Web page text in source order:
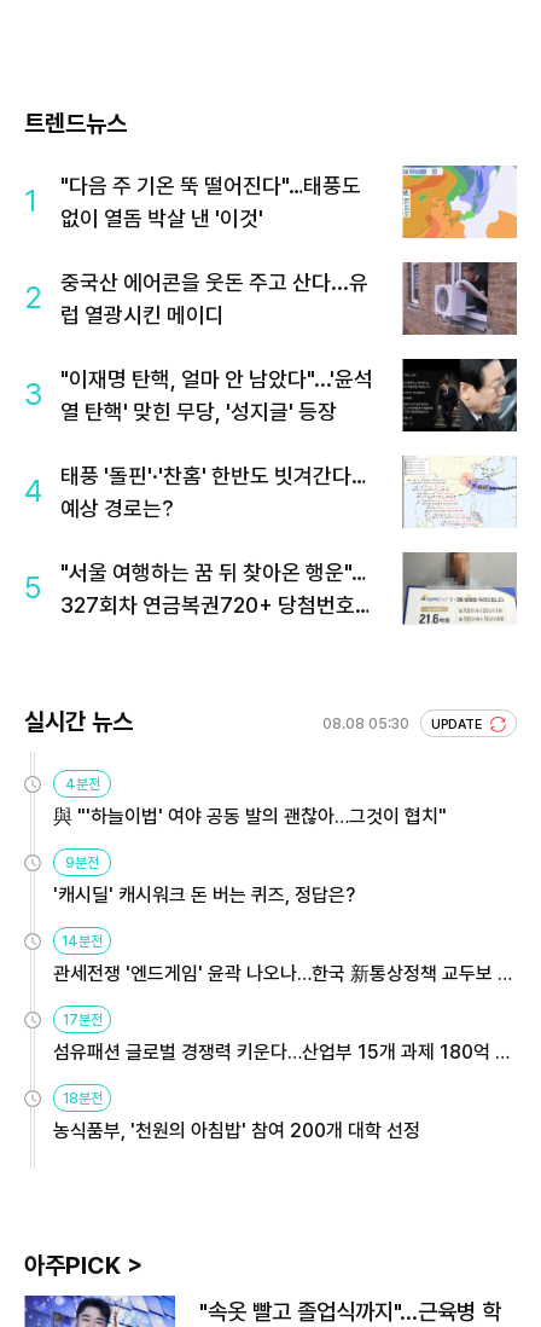
트렌드뉴스
1
"다음 주 기온 뚝 떨어진다"…태풍도
없이 열돔 박살 낸 '이것'
2
중국산 에어콘을 웃돈 주고 산다...유
럽 열광시킨 메이디
3
"이재명 탄핵, 얼마 안 남았다"...'윤석
열 탄핵' 맞힌 무당, '성지글' 등장
4
태풍 '돌핀'·'찬홈' 한반도 빗겨간다…
예상 경로는?
5
"서울 여행하는 꿈 뒤 찾아온 행운"…
327회차 연금복권720+ 당첨번호조
실시간 뉴스 08.08 05:30 UPDATE
4분전
與 "'하늘이법' 여야 공동 발의 괜찮아…그것이 협치"
9분전
'캐시딜' 캐시워크 돈 버는 퀴즈, 정답은?
14분전
관세전쟁 '엔드게임' 윤곽 나오나…한국 新통상정책 교두보 활
17분전
섬유패션 글로벌 경쟁력 키운다…산업부 15개 과제 180억 지
18분전
농식품부, '천원의 아침밥' 참여 200개 대학 선정
아주PICK >
"속옷 빨고 졸업식까지"…근육병 학